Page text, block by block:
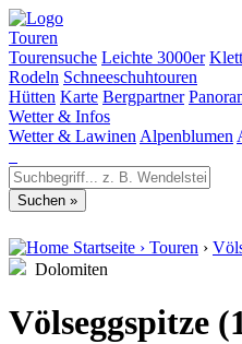
Touren
Tourensuche Leichte 3000er
Rodeln Schneeschuhtouren
Hütten Karte Bergpartner
Wetter & Infos
Wetter & Lawinen Alpenblumen
Startseite › Touren ›
Dolomiten
Völseggspitze